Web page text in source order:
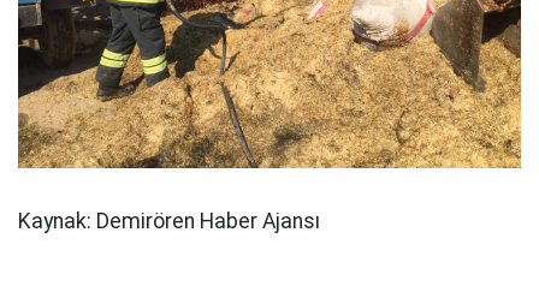
Kaynak: Demirören Haber Ajansı